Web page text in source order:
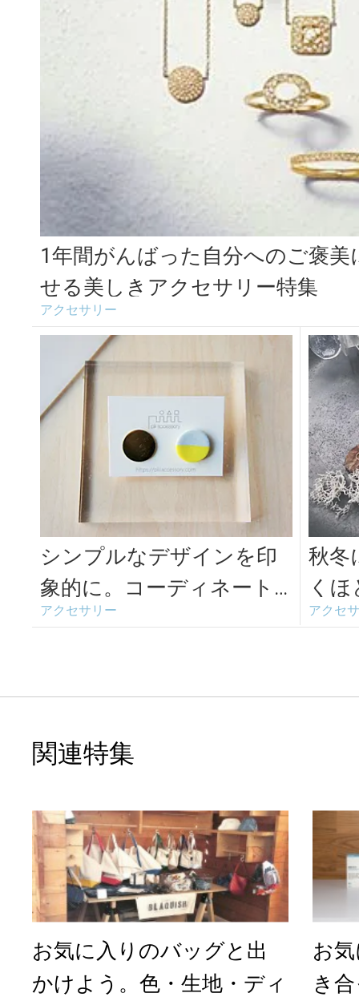
1年間がんばった自分へのご褒
せる美しきアクセサリー特集
アクセサリー
シンプルなデザインを印
象的に。コーディネート
を楽しむアクセサリー「pi
アクセサリー
秋冬
く
ズア
アクセ
関連特集
お気に入りのバッグと出
かけよう。色・生地・ディ
お
き